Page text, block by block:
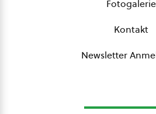
Fotogalerie
Kontakt
Newsletter